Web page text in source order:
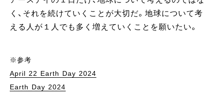
く、それを続けていくことが大切だ。地球について考
える人が１人でも多く増えていくことを願いたい。
※参考
April 22 Earth Day 2024
Earth Day 2024